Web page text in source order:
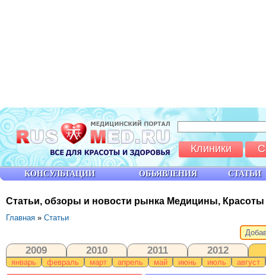
Статьи, обзоры и новости рынка Медицины,
Главная » Статьи
2009 2010 2011 2012
январь февраль март апрель май июнь июль август
КОНСУЛЬТАЦИИ ОБЪЯВЛЕНИЯ СТАТЬИ
Клиники